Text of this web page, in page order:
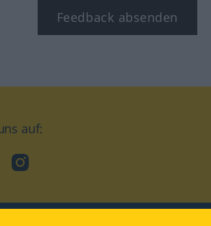
Feedback absenden
auf:
Instagram